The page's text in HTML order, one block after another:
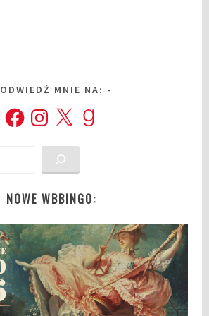
ODWIEDŹ MNIE NA:
FacebookInstagram
X Goodreads
NOWE WBBINGO: